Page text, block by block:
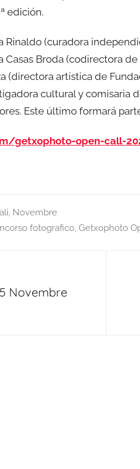
edición.
Rinaldo (curadora
Casas Broda (codirectora
(directora artística de
cultural y comisaria
Este último formará
getxophoto-open-call-
, Novembre
fotografico, Getxophoto
Novembre